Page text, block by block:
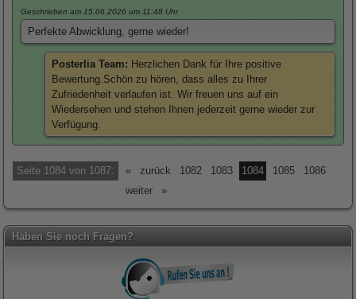
Geschrieben am 15.06.2026 um 11:48 Uhr
Perfekte Abwicklung, gerne wieder!
Posterlia Team: Herzlichen Dank für Ihre positive
Bewertung.Schön zu hören, dass alles zu Ihrer
Zufriedenheit verlaufen ist. Wir freuen uns auf ein
Wiedersehen und stehen Ihnen jederzeit gerne wieder zur
Verfügung.
Seite 1084 von 1087: « zurück 1082 1083 1084 1085
1086
weiter
»
Haben Sie noch Fragen?